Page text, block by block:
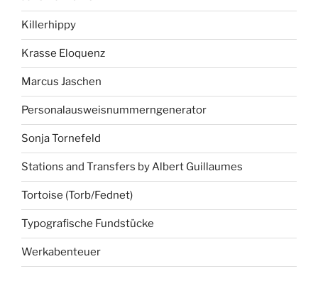
Killerhippy
Krasse Eloquenz
Marcus Jaschen
Personalausweisnummerngenerator
Sonja Tornefeld
Stations and Transfers by Albert Guillaumes
Tortoise (Torb/Fednet)
Typografische Fundstücke
Werkabenteuer